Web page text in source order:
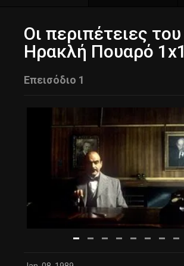
Οι περιπέτειες του
Ηρακλή Πουαρό 1x1
Επεισόδιο 1